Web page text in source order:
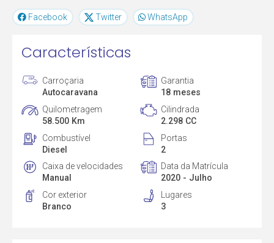
Facebook Twitter WhatsApp
Características
Carroçaria
Autocaravana
Garantia
18 meses
Quilometragem
58.500 Km
Cilindrada
2.298 CC
Combustível
Diesel
Portas
2
Caixa de velocidades
Manual
Data da Matrícula
2020 - Julho
Cor exterior
Branco
Lugares
3